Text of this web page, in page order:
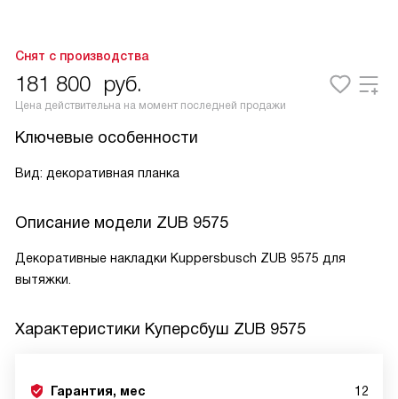
Снят с производства
181 800 руб.
Цена действительна на момент последней продажи
Ключевые особенности
Вид: декоративная планка
Описание модели ZUB 9575
Декоративные накладки Kuppersbusch ZUB 9575 для
вытяжки.
Характеристики Куперсбуш ZUB 9575
Гарантия, мес 12